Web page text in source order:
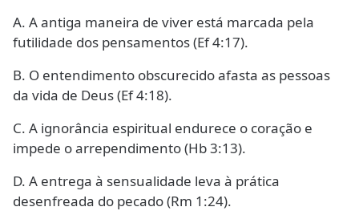
A. A antiga maneira de viver está marcada pela
futilidade dos pensamentos (Ef 4:17).
B. O entendimento obscurecido afasta as pessoas
da vida de Deus (Ef 4:18).
C. A ignorância espiritual endurece o coração e
impede o arrependimento (Hb 3:13).
D. A entrega à sensualidade leva à prática
desenfreada do pecado (Rm 1:24).